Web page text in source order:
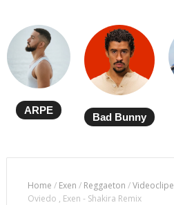
ARPE
Bad Bunny
Home / Exen / Reggaeton /Videoclipe
Oviedo , Exen - Shakira Remix